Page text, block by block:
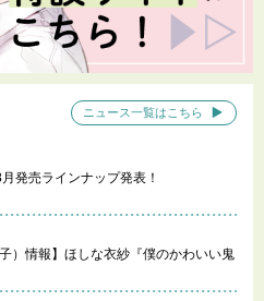
ニュース一覧はこちら
発売ラインナップ発表！
）情報】ほしな衣紗『僕のかわいい鬼